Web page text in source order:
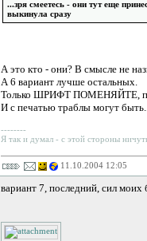
...зря смеетесь - они тут еще
выкинула сразу
А это кто - они? В смысле не
А 6 вариант лучше остальных.
Только ШРИФТ ПОМЕНЯЙТЕ,
И с печатью траблы могут
--------
Я так и думал - с этой стороны
11.10.2004 12:05
вариант 7, последний, сил моих